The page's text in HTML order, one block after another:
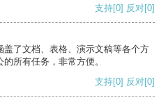
支持[0] 反对[0]
了文档、表格、演示文稿等各个方
所有任务，非常方便。
支持[0] 反对[0]